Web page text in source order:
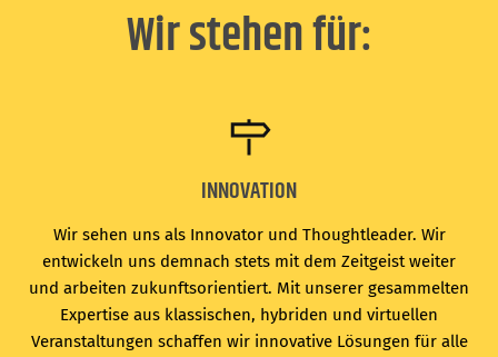
Wir stehen für:
INNOVATION
Wir sehen uns als Innovator und Thoughtleader. Wir
entwickeln uns demnach stets mit dem Zeitgeist weiter
und arbeiten zukunftsorientiert. Mit unserer gesammelten
Expertise aus klassischen, hybriden und virtuellen
Veranstaltungen schaffen wir innovative Lösungen für alle